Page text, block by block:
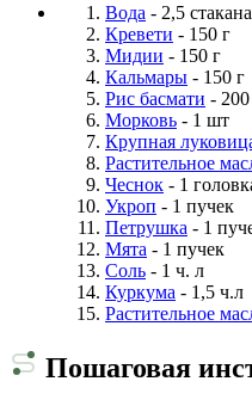
Вода - 2,5 стакана
Кревети - 150 г
Мидии - 150 г
Кальмары - 150 г
Рис басмати - 200
Морковь - 1 шт
Крупная
Растительное
Чеснок - 1
Укроп - 1 пучек
Петрушка - 1
Мята - 1 пучек
Соль - 1 ч. л
Куркума - 1,5 ч.л
Растительное
Пошаговая